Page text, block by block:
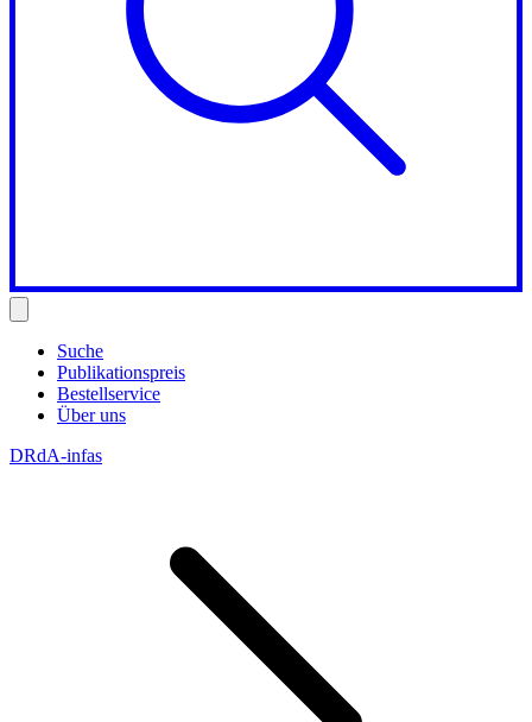
Suche
Publikationspreis
Bestellservice
Über uns
DRdA-infas